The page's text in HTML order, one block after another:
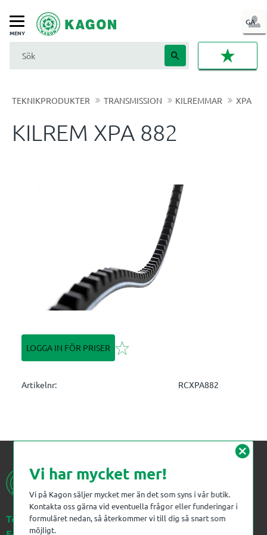
Meny
GA
IN
TEKNIKPRODUKTER TRANSMISSION KILREMMAR XPA
KILREM XPA 882
LOGGA IN FÖR PRISER Lägg till i favoriter
Artikelnr RCXPA882
Telefon:023-383 18 00
cancel
Vi har mycket mer!
Vi på Kagon säljer mycket mer än det som syns i vår butik.
Kontakta oss gärna vid eventuella frågor eller funderingar i
formuläret nedan, så återkommer vi till dig så snart som
möjligt.